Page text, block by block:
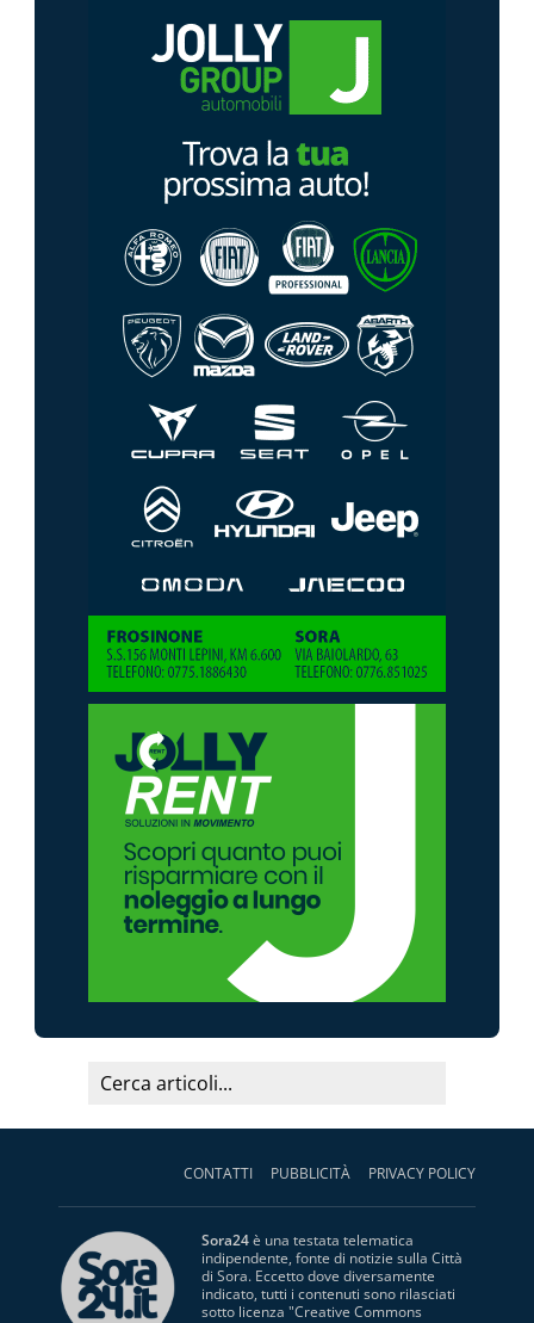
CONTATTI PUBBLICITÀ PRIVACY POLICY
Sora24è una testata telematica
indipendente, fonte di notizie sulla Città
di Sora. Eccetto dove diversamente
indicato, tutti i contenuti sono rilasciati
sotto licenza "Creative Commons